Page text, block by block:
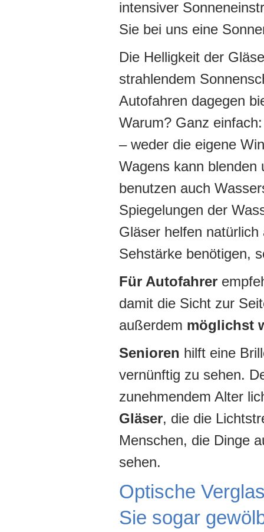
intensiver
Sie bei uns eine
Die Helligkeit der
strahlendem
Autofahren dagegen
Warum? Ganz
– weder die eigene
Wagens kann blenden
benutzen auch
Spiegelungen der
Gläser helfen
Sehstärke benötigen,
Für Autofahrer
damit die Sicht zur
außerdem möglichst
Senioren hilft eine
vernünftig zu sehen.
zunehmendem Alter
Gläser, die die
Menschen, die Dinge
sehen.
Optische
Sie sogar